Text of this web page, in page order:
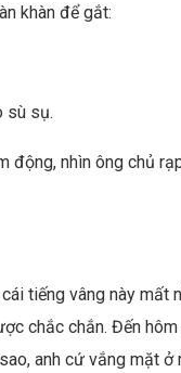
khàn để gắt:
sù sụ.
động, nhìn ông chủ
tiếng vâng này mất
chắc chắn. Đến hôm
anh cứ vắng mặt ở